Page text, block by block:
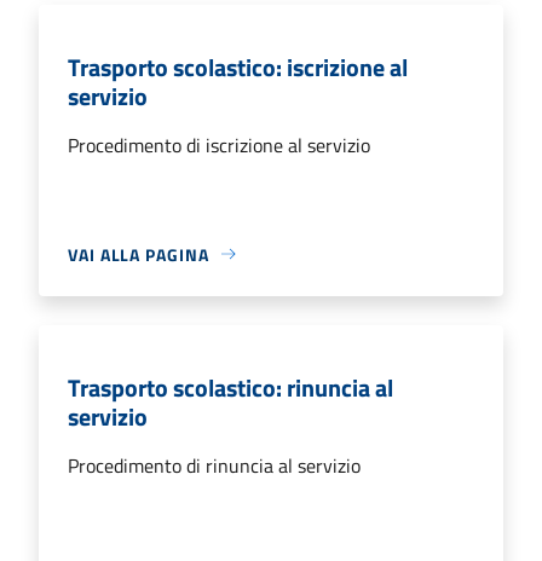
Trasporto scolastico: iscrizione al
servizio
Procedimento di iscrizione al servizio
VAI ALLA PAGINA
Trasporto scolastico: rinuncia al
servizio
Procedimento di rinuncia al servizio